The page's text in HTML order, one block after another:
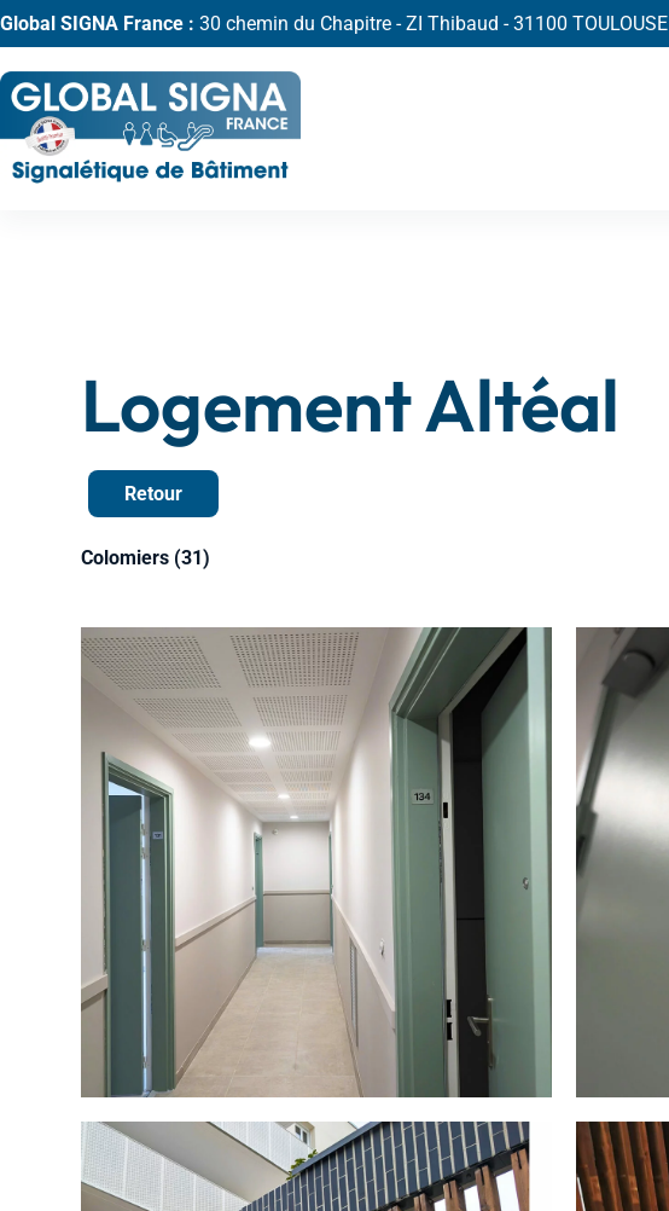
Global SIGNA France : 30 chemin du Chapitre - ZI Thibaud - 31100 TOULOUSE
Logement Altéal
Retour
Colomiers (31)